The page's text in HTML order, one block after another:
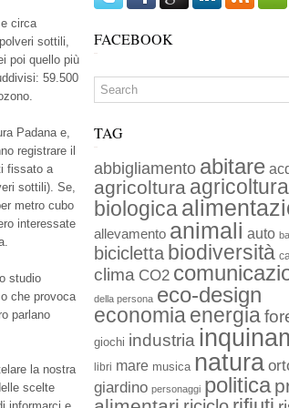
circa
sottili,
poi quello più
59.500
Padana e,
registrare il
fissato a
sottili). Se,
metro cubo
interessate
studio
che provoca
parlano
la nostra
scelte
FACEBOOK
TAG
abbigliamento abitare
agricoltura agricoltura
biologica
allevamento animali auto
bicicletta biodiversità
clima CO2
della persona eco-design
economia energia
giochi industria
libri mare musica natura
giardino personaggi politica